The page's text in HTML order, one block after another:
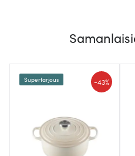
-43%
Supertarjous